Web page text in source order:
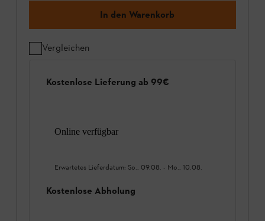
In den Warenkorb
Vergleichen
Kostenlose Lieferung ab 99€
Online verfügbar
Erwartetes Lieferdatum: So., 09.08. - Mo., 10.08.
Kostenlose Abholung